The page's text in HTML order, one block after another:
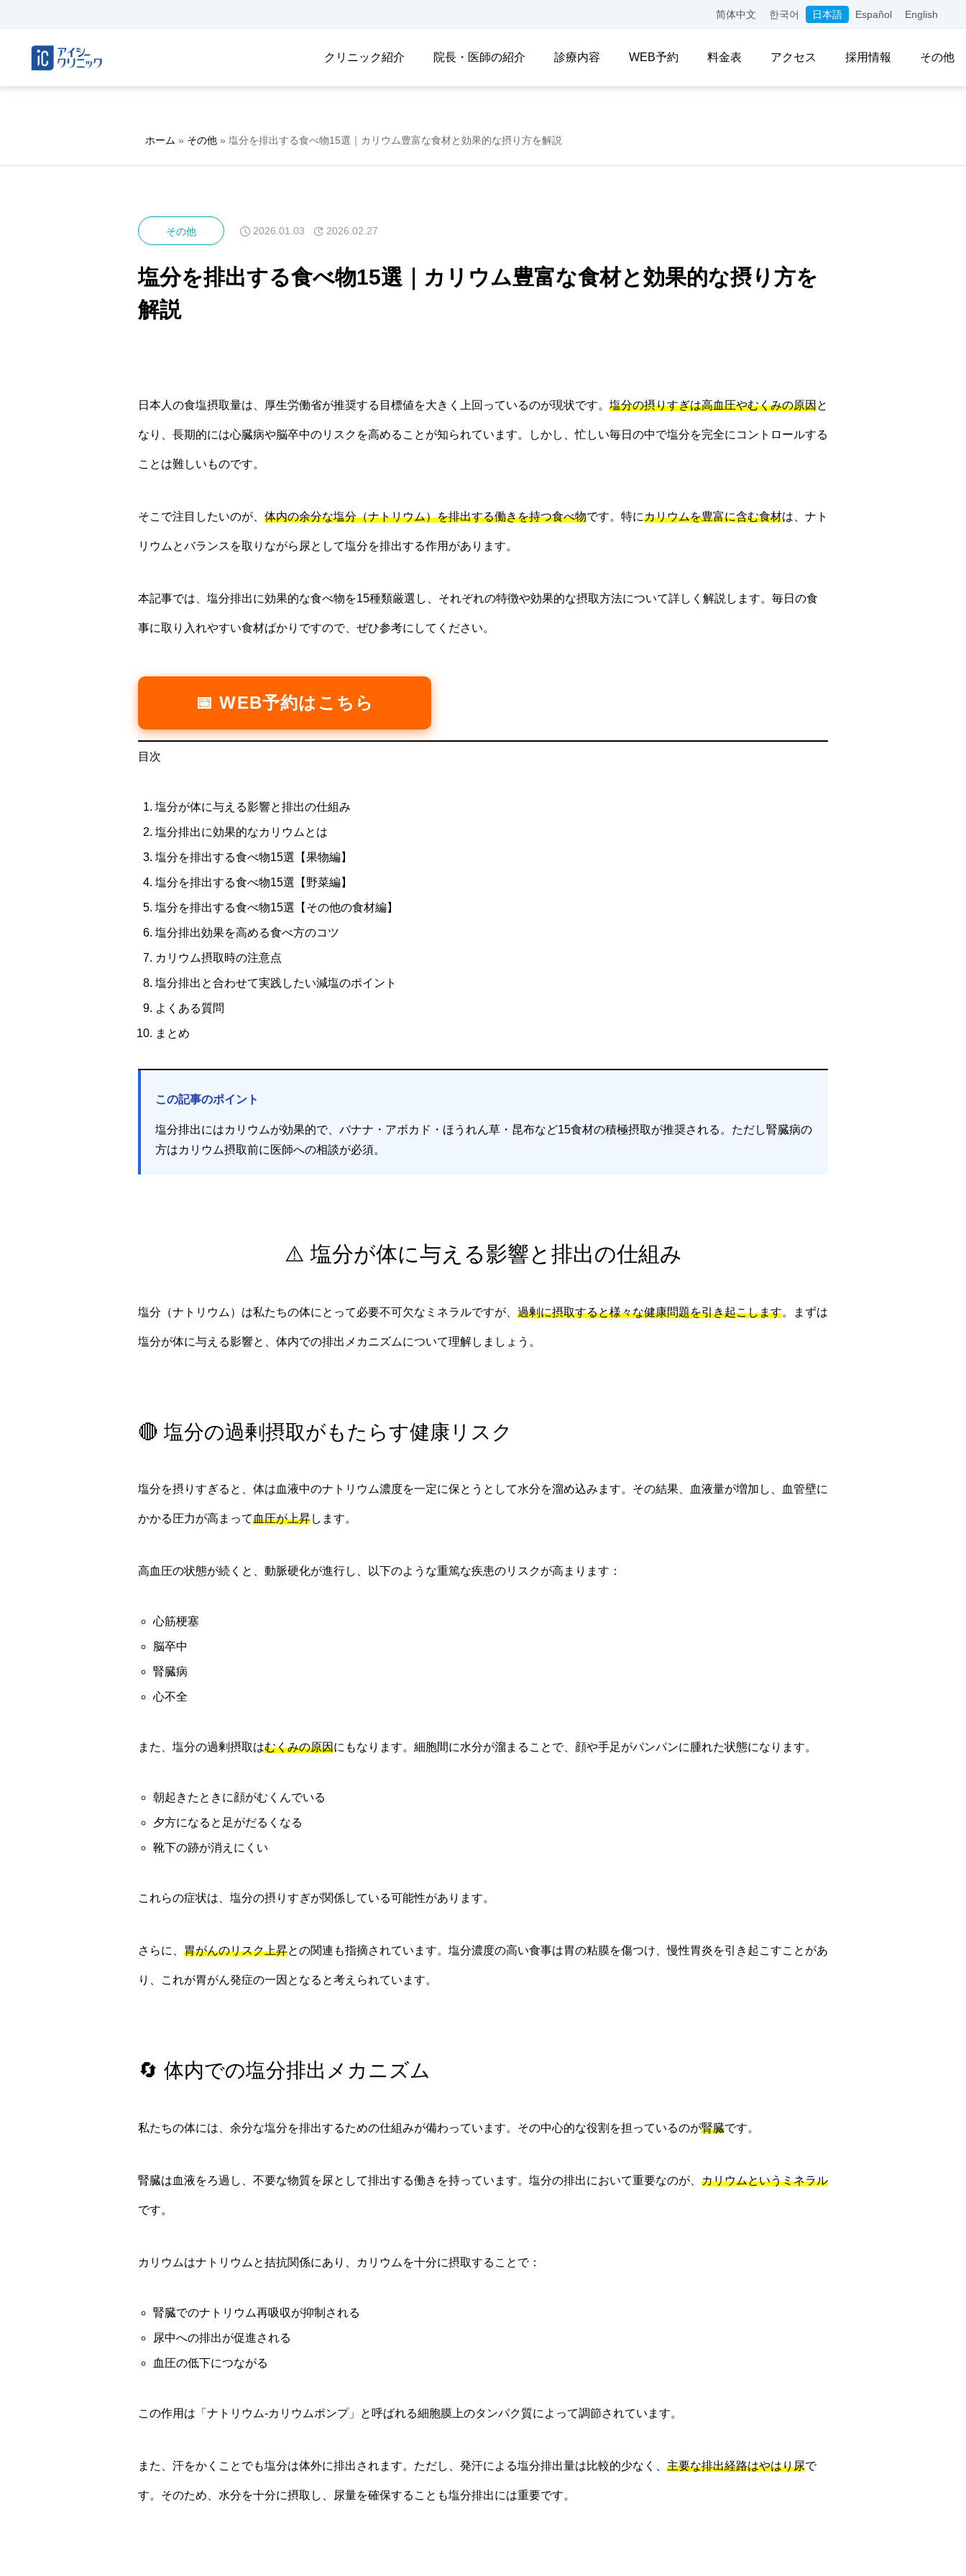
简体中文 한국어 日本語 Español English
クリニック紹介 院長・医師の紹介 診療内容 WEB予約 料金表 アクセス 採用情報 その他
ホーム » その他 » 塩分を排出する食べ物15選｜カリウム豊富な食材と効果的な摂り方を解説
その他 2026.01.03 2026.02.27
塩分を排出する食べ物15選｜カリウム豊富な食材と効果的な摂り方を
解説
日本人の食塩摂取量は、厚生労働省が推奨する目標値を大きく上回っているのが現状です。 塩分の摂りすぎは高血圧やむくみの原因と
なり、長期的には心臓病や脳卒中のリスクを高めることが知られています。しかし、忙しい毎日の中で塩分を完全にコントロールする
ことは難しいものです。
そこで注目したいのが、 体内の余分な塩分（ナトリウム）を排出する働きを持つ食べ物です。特にカリウムを豊富に含む食材は、ナト
リウムとバランスを取りながら尿として塩分を排出する作用があります。
本記事では、塩分排出に効果的な食べ物を15種類厳選し、それぞれの特徴や効果的な摂取方法について詳しく解説します。毎日の食
事に取り入れやすい食材ばかりですので、ぜひ参考にしてください。
📅 WEB予約はこちら
目次
塩分が体に与える影響と排出の仕組み
塩分排出に効果的なカリウムとは
塩分を排出する食べ物15選【果物編】
塩分を排出する食べ物15選【野菜編】
塩分を排出する食べ物15選【その他の食材編】
塩分排出効果を高める食べ方のコツ
カリウム摂取時の注意点
塩分排出と合わせて実践したい減塩のポイント
よくある質問
まとめ
この記事のポイント
塩分排出にはカリウムが効果的で、バナナ・アボカド・ほうれん草・昆布など15食材の積極摂取が推奨される。ただし腎臓病の
方はカリウム摂取前に医師への相談が必須。
⚠️ 塩分が体に与える影響と排出の仕組み
塩分（ナトリウム）は私たちの体にとって必要不可欠なミネラルですが、 過剰に摂取すると様々な健康問題を引き起こします。まずは
塩分が体に与える影響と、体内での排出メカニズムについて理解しましょう。
🔴 塩分の過剰摂取がもたらす健康リスク
塩分を摂りすぎると、体は血液中のナトリウム濃度を一定に保とうとして水分を溜め込みます。その結果、血液量が増加し、血管壁に
かかる圧力が高まって血圧が上昇します。
高血圧の状態が続くと、動脈硬化が進行し、以下のような重篤な疾患のリスクが高まります：
心筋梗塞
脳卒中
腎臓病
心不全
また、塩分の過剰摂取はむくみの原因にもなります。細胞間に水分が溜まることで、顔や手足がパンパンに腫れた状態になります。
朝起きたときに顔がむくんでいる
夕方になると足がだるくなる
靴下の跡が消えにくい
これらの症状は、塩分の摂りすぎが関係している可能性があります。
さらに、 胃がんのリスク上昇との関連も指摘されています。塩分濃度の高い食事は胃の粘膜を傷つけ、慢性胃炎を引き起こすことがあ
り、これが胃がん発症の一因となると考えられています。
🔄 体内での塩分排出メカニズム
私たちの体には、余分な塩分を排出するための仕組みが備わっています。その中心的な役割を担っているのが腎臓です。
腎臓は血液をろ過し、不要な物質を尿として排出する働きを持っています。塩分の排出において重要なのが、 カリウムというミネラル
です。
カリウムはナトリウムと拮抗関係にあり、カリウムを十分に摂取することで：
腎臓でのナトリウム再吸収が抑制される
尿中への排出が促進される
血圧の低下につながる
この作用は「ナトリウム-カリウムポンプ」と呼ばれる細胞膜上のタンパク質によって調節されています。
また、汗をかくことでも塩分は体外に排出されます。ただし、発汗による塩分排出量は比較的少なく、 主要な排出経路はやはり尿で
す。そのため、水分を十分に摂取し、尿量を確保することも塩分排出には重要です。